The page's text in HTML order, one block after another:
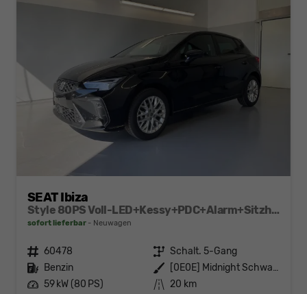
SEAT Ibiza
Style 80PS Voll-LED+Kessy+PDC+Alarm+Sitzheizung+Kamera+App-Connect
sofort lieferbar Neuwagen
Fahrzeugnr. 60478 Getriebe Schalt. 5-Gang
Kraftstoff Benzin Außenfarbe
[0E0E] Midnight Schwarz Metallic
Leistung 59 kW (80 PS) Kilometerstand 20 km